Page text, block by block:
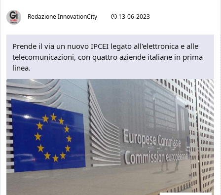
Redazione InnovationCity 13-06-2023
Prende il via un nuovo IPCEI legato all'elettronica e alle
telecomunicazioni, con quattro aziende italiane in prima
linea.